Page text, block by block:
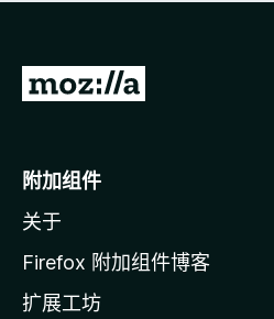
无
转
o
i
l
附加组件
关于
Firefox 附加组件博客
扩展工坊